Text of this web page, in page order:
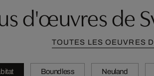
d'œuvres de
TOUTES LES OEUVRES
Boundless Neuland